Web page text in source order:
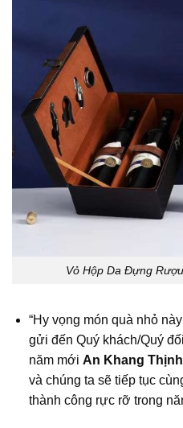
Vỏ Hộp Da Đựng
“Hy vọng món quà nhỏ
gửi đến Quý khách/Quý
năm mới An Khang
và chúng ta sẽ tiếp tục
thành công rực rỡ trong